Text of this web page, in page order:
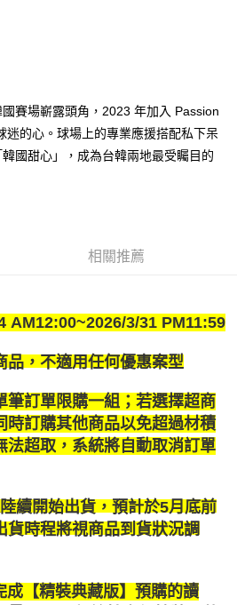
享後付」後，將跳轉至「AFTEE先享後付」
金額後，即可完成結帳。
繳費通知簡訊。
行付款，方視為交易完成。
需立刻繳費，但若您需要取消訂單，請聯絡
取消之訂單仍視為有效，需透過AFTEE先享
享後付 」之結帳頁面顯示為準，若有關於
退款等相關疑問，請聯繫「AFTEE先享後付
。
瀏覽以下網址：
意申辦者引起之損失，本公司不負相關責
仍有額度不足之情形，本公司將視審查結果
用他人資訊註冊。若發現惡意使用之情形，
止該用戶之使用額度並採取法律行動。
上)免運費
上)免運費
以上)免運費
查看運費
賽場嶄露頭角，2023 年加入 Passion
迷的心。球場上的專業應援搭配私下呆
國甜心」，成為台韓兩地最受矚目的
相關推薦
AM12:00~2026/3/31 PM11:59
品，不適用任何優惠案型
訂單限購一組；若選擇超商
時訂購其他商品以免超過材積
法超取 ， 系統將自動取消訂單
續開始出貨，預計於5月底前
貨時程將視商品到貨狀況調
成【精裝典藏版】預購的讀